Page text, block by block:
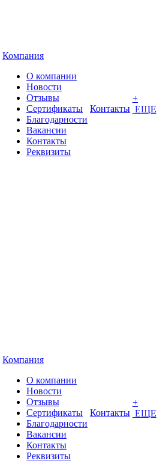
Компания
О компании
Новости
Отзывы
Сертификаты
Благодарности
Вакансии
Контакты
Реквизиты
Контакты
+
ЕЩЕ
Компания
О компании
Новости
Отзывы
Сертификаты
Благодарности
Вакансии
Контакты
Реквизиты
Контакты
+
ЕЩЕ